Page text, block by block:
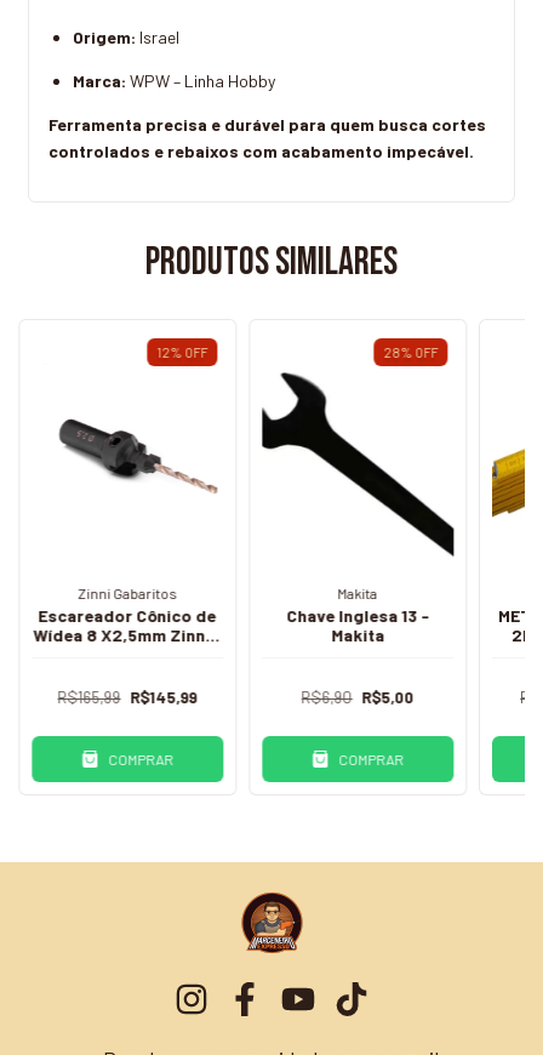
Origem: Israel
Marca: WPW – Linha Hobby
Ferramenta precisa e durável para quem busca cortes
controlados e rebaixos com acabamento impecável.
Produtos similares
12% OFF
Zinni Gabaritos
Escareador Cônico de
Wídea 8 X2,5mm Zinni -
R$165,99 R$145,99
COMPRAR
28% OFF
Makita
Chave Inglesa 13 -
Makita
R$6,90 R$5,00
COMPRAR